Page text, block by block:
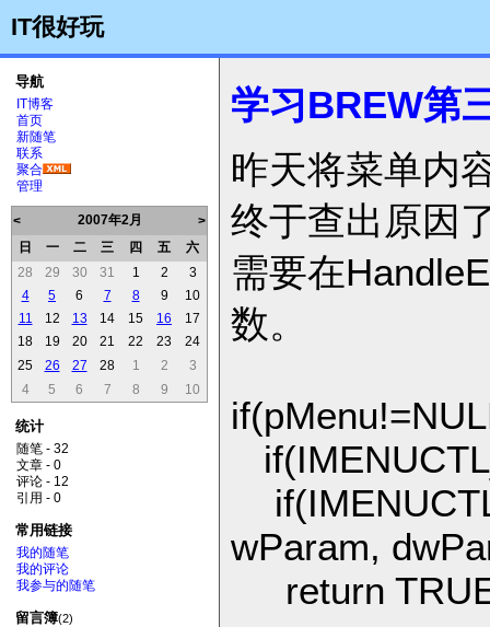
IT很好玩
导航
IT博客
首页
新随笔
联系
聚合
管理
< 2007年2月
>
日
一 二 三 四 五
六
28
29 30 31 1 2
3
4
5 6 7 8 9
10
11
12 13 14 15 16
17
18
19 20 21 22 23
24
25
26 27 28 1 2
3
4
5 6 7 8 9 10
统计
随笔 - 32
文章 - 0
评论 - 12
引用 - 0
常用链接
我的随笔
我的评论
我参与的随笔
留言簿(2)
学习BREW第
昨天将菜单内
终于查出原因
需要在
数。
wParam,
return